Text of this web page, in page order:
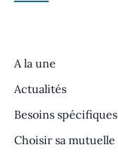
A la une
Actualités
Besoins spécifiques
Choisir sa mutuelle